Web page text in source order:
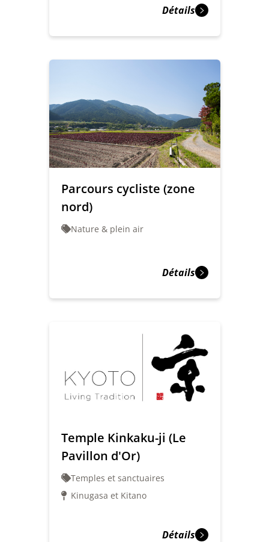
Détails
Parcours cycliste (zone
nord)
Nature & plein air
Détails
Temple Kinkaku-ji (Le
Pavillon d'Or)
Temples et sanctuaires
Kinugasa et Kitano
Détails